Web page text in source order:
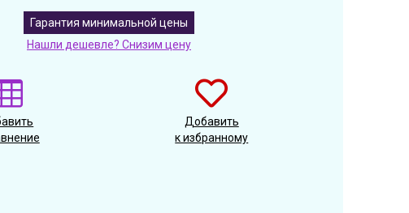
Гарантия минимальной цены
Нашли дешевле? Снизим цену
Добавить
к избранному